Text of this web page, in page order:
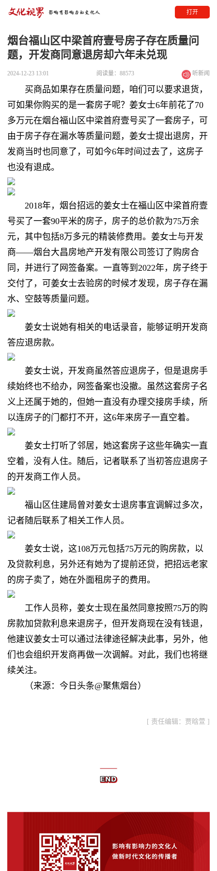
打开
烟台福山区中梁首府壹号房子存在质量问
题，开发商同意退房却六年未兑现
2024-12-23 13:01 阅读量：88573 听新闻
买商品如果存在质量问题，咱们可以要求退货，
可如果你购买的是一套房子呢？姜女士6年前花了70
多万元在烟台福山区中梁首府壹号买了一套房子，可
由于房子存在漏水等质量问题，姜女士提出退房，开
发商当时也同意了，可如今6年时间过去了，这房子
也没有退成。
2018年，烟台招远的姜女士在福山区中梁首府壹
号买了一套90平米的房子，房子的总价款为75万余
元，其中包括8万多元的精装修费用。姜女士与开发
商——烟台大昌房地产开发有限公司签订了购房合
同，并进行了网签备案。一直等到2022年，房子终于
交付了，可姜女士去验房的时候才发现，房子存在漏
水、空鼓等质量问题。
姜女士说她有相关的电话录音，能够证明开发商
答应退房款。
姜女士说，开发商虽然答应退房子，但是退房手
续始终也不给办，网签备案也没撤。虽然这套房子名
义上还属于她的，但她一直没有办理交接房手续，所
以连房子的门都打不开，这6年来房子一直空着。
姜女士打听了邻居，她这套房子这些年确实一直
空着，没有人住。随后，记者联系了当初答应退房子
的开发商工作人员。
福山区住建局曾对姜女士退房事宜调解过多次，
记者随后联系了相关工作人员。
姜女士说，这108万元包括75万元的购房款，以
及贷款利息，另外还有她为了提前还贷，把招远老家
的房子卖了，她在外面租房子的费用。
工作人员称，姜女士现在虽然同意按照75万的购
房款加贷款利息来退房子，但开发商现在没有钱退，
他建议姜女士可以通过法律途径解决此事，另外，他
们也会组织开发商再做一次调解。对此，我们也将继
续关注。
（来源：今日头条@聚焦烟台）
[ 责任编辑：贾晗萱 ]